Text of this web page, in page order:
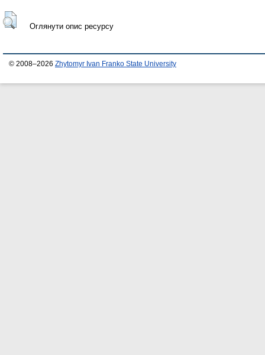
Оглянути опис ресурсу
© 2008–2026 Zhytomyr Ivan Franko State University